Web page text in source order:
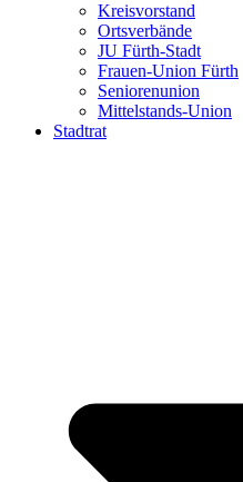
Kreisvorstand
Ortsverbände
JU Fürth-Stadt
Frauen-Union Fürth
Seniorenunion
Mittelstands-Union
Stadtrat